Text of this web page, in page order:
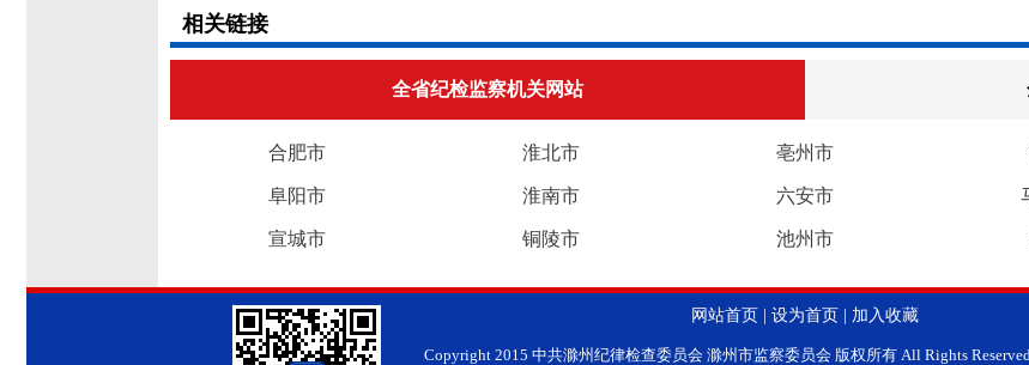
相关链接
全省纪检监察机关网站
合肥市 淮北市 亳州市
阜阳市 淮南市 六安市
宣城市 铜陵市 池州市
网站首页 设为首页 加入收藏
Copyright 2015 中共滁州纪律检查委员会 滁州市监察委员会 版权所有 All Rights